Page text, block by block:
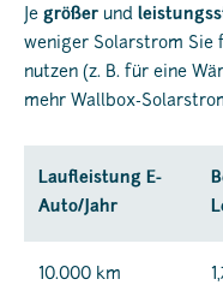
Je größer und
weniger Solarstrom Sie
nutzen (z. B. für eine
mehr Wallbox-
Laufleistung E-
Auto/Jahr
10.000 km